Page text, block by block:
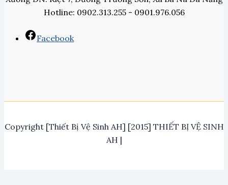
Hotline: 0902.313.255 - 0901.976.056
Facebook
Copyright [Thiết Bị Vệ Sinh AH] [2015] THIẾT BỊ VỆ SINH
AH |